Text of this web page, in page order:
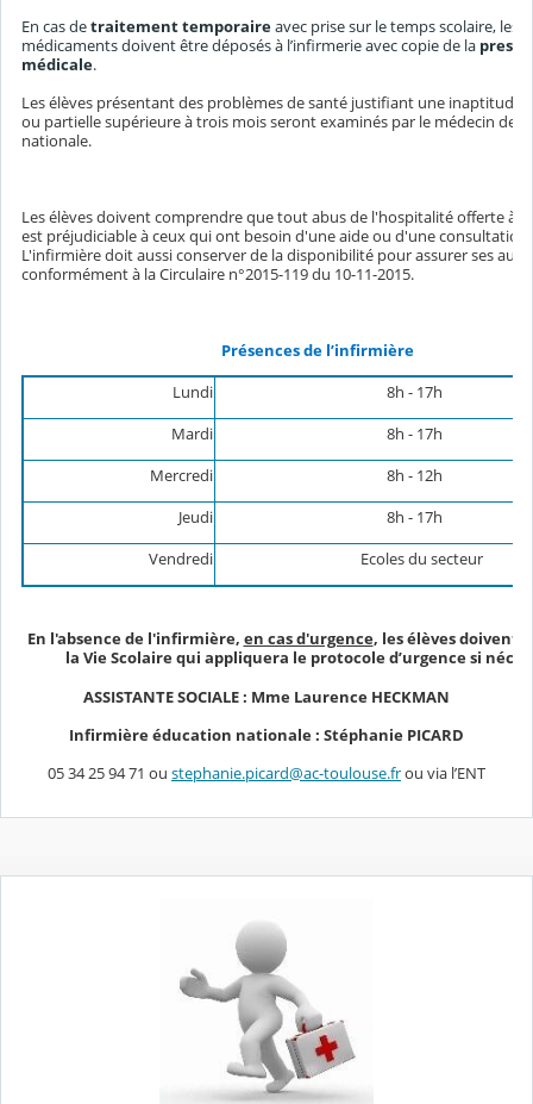
En cas detraitement temporaireavec prise sur le temps scolaire, les
médicaments doivent être déposés à l’infirmerie avec copie de la
médicale.
Les élèves présentant des problèmes de santé justifiant une inaptitude
ou partielle supérieure à trois mois seront examinés par le médecin de
nationale.
Les élèves doivent comprendre que tout abus de l'hospitalité offerte à
est préjudiciable à ceux qui ont besoin d'une aide ou d'une consultation
L'infirmière doit aussi conserver de la disponibilité pour assurer ses
conformément à la Circulaire n°2015-119 du 10-11-2015.
Présences de l’infirmière
Lundi
8h - 17h
Mardi
8h - 17h
Mercredi
8h - 12h
Jeudi
8h - 17h
Vendredi
Ecoles du secteur
En l'absence de l'infirmière, en cas d'urgence, les élèves doivent
la Vie Scolaire qui appliquera le protocole d’urgence si
ASSISTANTE SOCIALE : Mme Laurence HECKMAN
Infirmière éducation nationale : Stéphanie PICARD
05 34 25 94 71 ou stephanie.picard@ac-toulouse.frou via l’ENT